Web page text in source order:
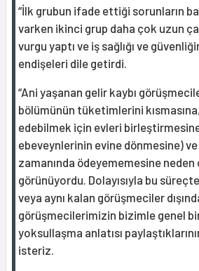
“İlk grubun ifade ettiği sorunların
varken ikinci grup daha çok uzun
vurgu yaptı ve iş sağlığı ve
endişeleri dile getirdi.
“Ani yaşanan gelir kaybı
bölümünün tüketimlerini
edebilmek için evleri
ebeveynlerinin evine dönmesine) ve
zamanında ödeyememesine neden
görünüyordu. Dolayısıyla bu
veya aynı kalan görüşmeciler
görüşmecilerimizin bizimle genel
yoksullaşma anlatısı
isteriz.